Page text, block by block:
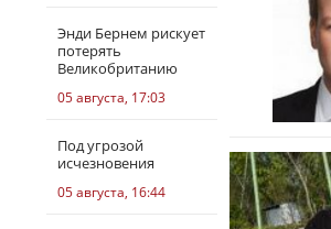
Энди Бернем рискует
потерять
Великобританию
05 августа, 17:03
Под угрозой
исчезновения
05 августа, 16:44